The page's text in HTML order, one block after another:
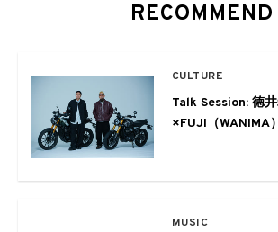
RECOMMEND
CULTURE
Talk Session: 徳
×FUJI（WANIMA
イクを前に考え
MUSIC